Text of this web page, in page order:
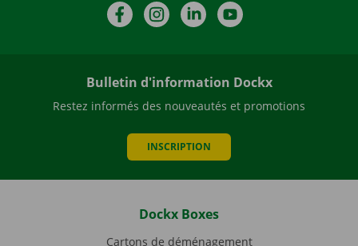
FacebookInstagramLinkedIn
Bulletin d'information Dockx
Restez informés des nouveautés et promotions
INSCRIPTION
Dockx Boxes
Cartons de déménagement